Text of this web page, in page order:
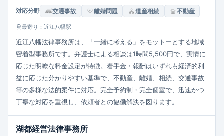
対応分野 交通事故 離婚問題 遺産相続 不動産
最寄り：近江八幡駅
近江八幡法律事務所は、「一緒に考える」をモットーとする地域
密着型事務所です。弁護士による相談は1時間5,500円で、実情に
応じた明瞭な料金設定が特徴。着手金・報酬はいずれも経済的利
益に応じた分かりやすい基準で、不動産、離婚、相続、交通事故
等の多様な法的案件に対応。完全予約制・完全個室で、迅速かつ
丁寧な対応を重視し、依頼者との協働解決を図ります。
湖都経営法律事務所